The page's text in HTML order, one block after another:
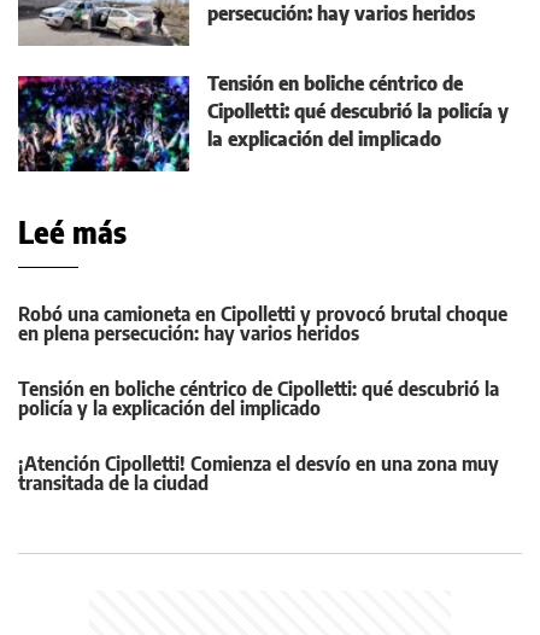
persecución: hay varios heridos
Tensión en boliche céntrico de
Cipolletti: qué descubrió la policía y
la explicación del implicado
Leé más
Robó una camioneta en Cipolletti y provocó brutal choque
en plena persecución: hay varios heridos
Tensión en boliche céntrico de Cipolletti: qué descubrió la
policía y la explicación del implicado
¡Atención Cipolletti! Comienza el desvío en una zona muy
transitada de la ciudad